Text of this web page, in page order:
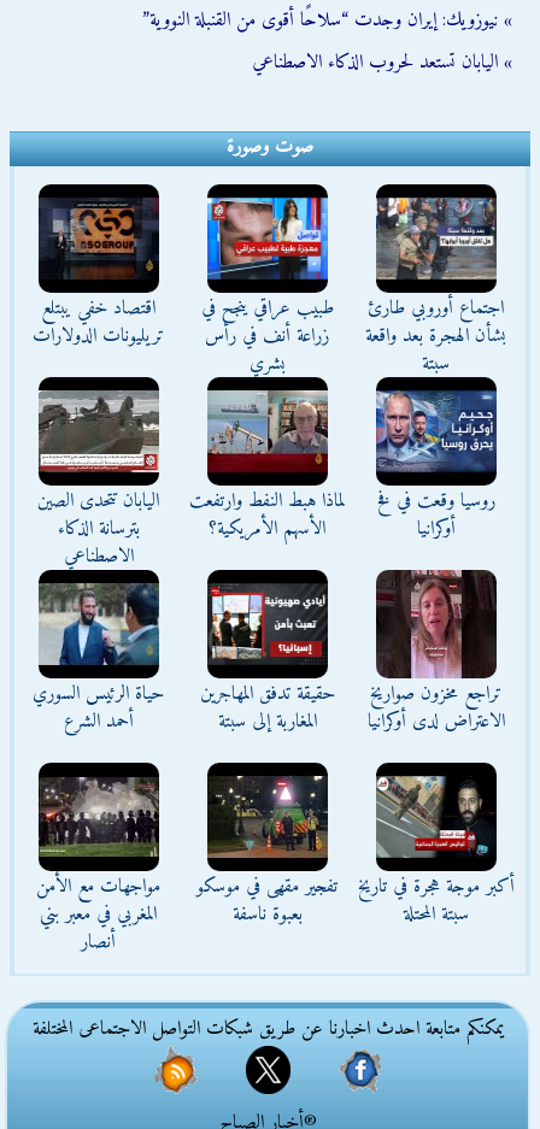
» نيوزويك: إيران وجدت “سلاحًا أقوى من القنبلة النووية”
» اليابان تستعد لحروب الذكاء الاصطناعي
صوت وصورة
اجتماع أوروبي طارئ
بشأن الهجرة بعد واقعة
سبتة
طبيب عراقي ينجح في
زراعة أنف في رأس
بشري
اقتصاد خفي يبتلع
تريليونات الدولارات
روسيا وقعت في فخ
أوكرانيا
لماذا هبط النفط وارتفعت
الأسهم الأمريكية؟
اليابان تتحدى الصين
بترسانة الذكاء
الاصطناعي
تراجع مخزون صواريخ
الاعتراض لدى أوكرانيا
حقيقة تدفق المهاجرين
المغاربة إلى سبتة
حياة الرئيس السوري
أحمد الشرع
أكبر موجة هجرة في تاريخ
سبتة المحتلة
تفجير مقهى في موسكو
بعبوة ناسفة
مواجهات مع الأمن
المغربي في معبر بني
أنصار
يمكنكم متابعة احدث اخبارنا عن طريق شبكات التواصل الاجتماعى المختلفة